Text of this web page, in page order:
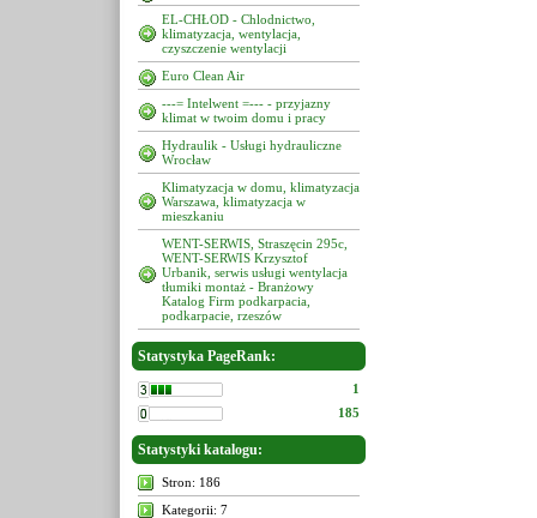
EL-CHŁOD - Chlodnictwo,
klimatyzacja, wentylacja,
czyszczenie wentylacji
Euro Clean Air
---= Intelwent =--- - przyjazny
klimat w twoim domu i pracy
Hydraulik - Usługi hydrauliczne
Wrocław
Klimatyzacja w domu, klimatyzacja
Warszawa, klimatyzacja w
mieszkaniu
WENT-SERWIS, Straszęcin 295c,
WENT-SERWIS Krzysztof
Urbanik, serwis usługi wentylacja
tłumiki montaż - Branżowy
Katalog Firm podkarpacia,
podkarpacie, rzeszów
Statystyka PageRank:
1
185
Statystyki katalogu:
Stron: 186
Kategorii: 7